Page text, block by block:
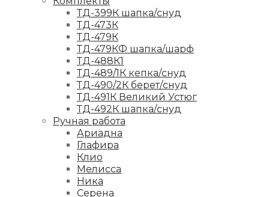
ТД-399К шапка/снуд
ТД-473К
ТД-479К
ТД-479КФ шапка/шарф
ТД-488К1
ТД-489/1К кепка/снуд
ТД-490/2К берет/снуд
ТД-491К Великий Устюг
ТД-492К шапка/снуд
Ручная работа
Ариадна
Глафира
Клио
Мелисса
Ника
Серена